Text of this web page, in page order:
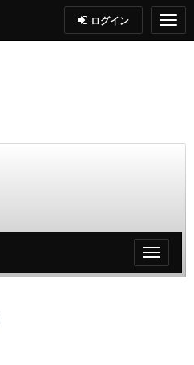
ログイン
My
ペ